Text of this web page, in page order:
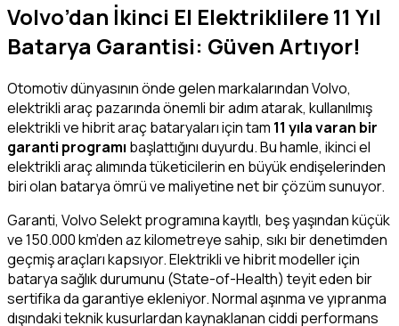
Volvo’dan İkinci El Elektriklilere 11 Yıl
Batarya Garantisi: Güven Artıyor!
Otomotiv dünyasının önde gelen markalarından Volvo,
elektrikli araç pazarında önemli bir adım atarak, kullanılmış
elektrikli ve hibrit araç bataryaları için tam 11 yıla varan bir
garanti programı başlattığını duyurdu. Bu hamle, ikinci el
elektrikli araç alımında tüketicilerin en büyük endişelerinden
biri olan batarya ömrü ve maliyetine net bir çözüm sunuyor.
Garanti, Volvo Selekt programına kayıtlı, beş yaşından küçük
ve 150.000 km’den az kilometreye sahip, sıkı bir denetimden
geçmiş araçları kapsıyor. Elektrikli ve hibrit modeller için
batarya sağlık durumunu (State-of-Health) teyit eden bir
sertifika da garantiye ekleniyor. Normal aşınma ve yıpranma
dışındaki teknik kusurlardan kaynaklanan ciddi performans